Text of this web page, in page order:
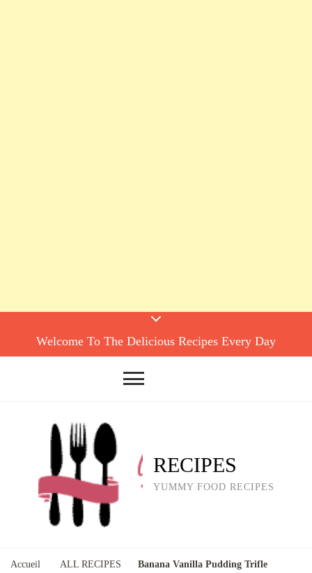
Welcome To The Delicious Recipes Every Day
RECIPES
YUMMY FOOD RECIPES
Accueil ALL RECIPES Banana Vanilla Pudding Trifle